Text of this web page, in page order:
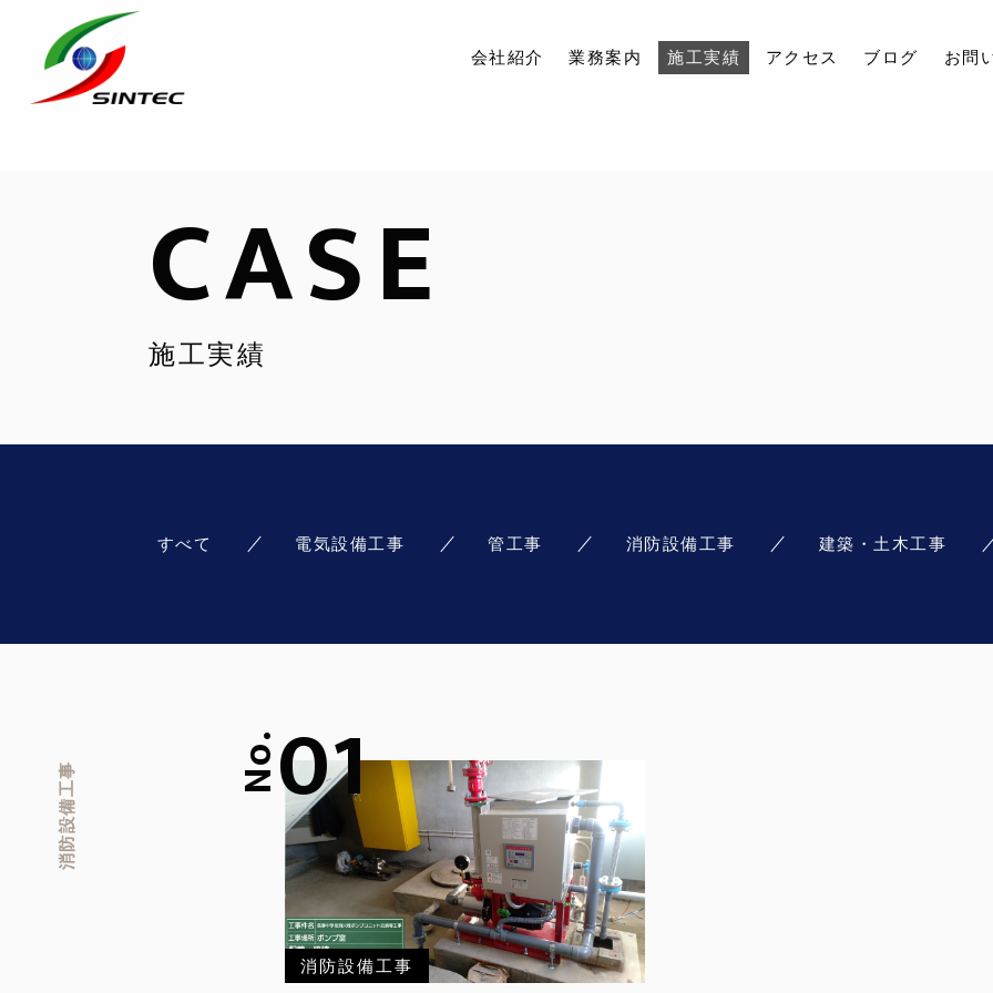
会社紹介 業務案内 施工実績 アクセス ブログ お問
採用情報
CASE
施工実績
すべて 電気設備工事 管工事 消防設備工事 建築・土木工事
消防設備工事 No.01
消防設備工事